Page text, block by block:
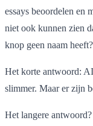
essays beoordelen en
niet ook kunnen zien
knop geen naam heeft?
Het korte antwoord:
slimmer. Maar er zijn
Het langere